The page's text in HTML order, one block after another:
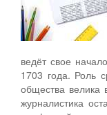
ведёт свое
1703 года. Роль
общества велика
журналистика